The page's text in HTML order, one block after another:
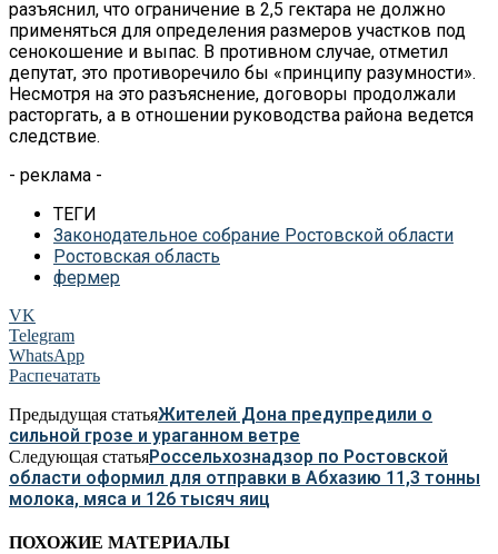
разъяснил, что ограничение в 2,5 гектара не должно
применяться для определения размеров участков под
сенокошение и выпас. В противном случае, отметил
депутат, это противоречило бы «принципу разумности».
Несмотря на это разъяснение, договоры продолжали
расторгать, а в отношении руководства района ведется
следствие.
- реклама -
ТЕГИ
Законодательное собрание Ростовской области
Ростовская область
фермер
VK
Telegram
WhatsApp
Распечатать
Предыдущая статьяЖителей Дона предупредили о
сильной грозе и ураганном ветре
Следующая статьяРоссельхознадзор по Ростовской
области оформил для отправки в Абхазию 11,3 тонны
молока, мяса и 126 тысяч яиц
ПОХОЖИЕ МАТЕРИАЛЫ